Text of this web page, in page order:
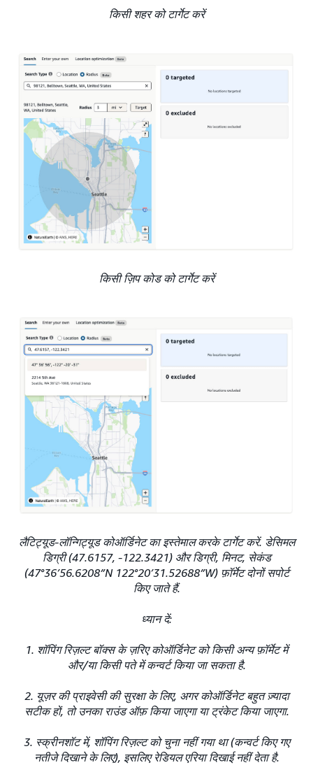
किसी शहर को टार्गेट करें
किसी ज़िप कोड को टार्गेट करें
लैटिट्यूड-लॉन्गिट्यूड कोऑर्डिनेट का इस्तेमाल करके टार्गेट करें. डेसिमल
डिग्री (47.6157, -122.3421) और डिग्री, मिनट, सेकंड
(47°36′56.6208″N 122°20′31.52688″W) फ़ॉर्मेट दोनों सपोर्ट
किए जाते हैं.
ध्यान दें:
1. शॉपिंग रिज़ल्ट बॉक्स के ज़रिए कोऑर्डिनेट को किसी अन्य फ़ॉर्मेट में
और/या किसी पते में कन्वर्ट किया जा सकता है.
2. यूज़र की प्राइवेसी की सुरक्षा के लिए, अगर कोऑर्डिनेट बहुत ज़्यादा
सटीक हों, तो उनका राउंड ऑफ़ किया जाएगा या ट्रंकेट किया जाएगा.
3. स्क्रीनशॉट में, शॉपिंग रिज़ल्ट को चुना नहीं गया था (कन्वर्ट किए गए
नतीजे दिखाने के लिए), इसलिए रेडियल एरिया दिखाई नहीं देता है.